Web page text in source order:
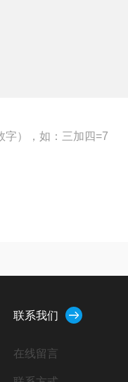
字），如：三加四=7
联系我们
在线留言